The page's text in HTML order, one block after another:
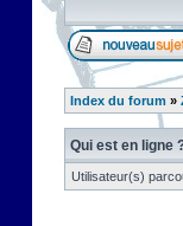
Index du forum »
Qui est en ligne
Utilisateur(s)